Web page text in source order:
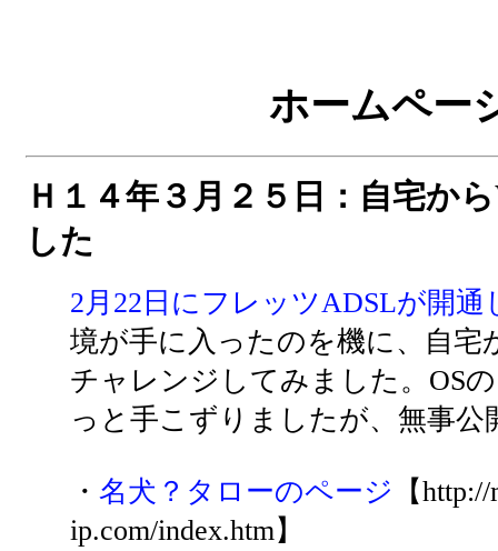
ホームペー
Ｈ１４年３月２５日：自宅か
した
2月22日にフレッツADSLが開通
境が手に入ったのを機に、自宅
チャレンジしてみました。OS
っと手こずりましたが、無事公
・ 名犬？タローのページ
【
ip.com/index.htm】